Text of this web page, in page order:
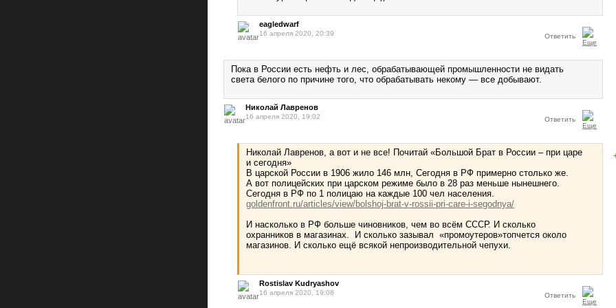
eagledwarf
16 апреля 2020, 20:39 Ответить
Пока в России есть нефть и лес, обрабатывающей промышленности не видать
света белого по причине того, что обрабатывать некому — все добывают.
Николай Лавренов
16 апреля 2020, 19:02 Ответить
Николай Лавренов, а вот и не все! Почитай «Большой Брат в России – при царе
и сегодня»
В царской России в 1906 жило 146 млн, Сегодня в РФ примерно столько же.
А вот полицейских при царском режиме было в 28 раз меньше нынешнего.
Сегодня в РФ по 1 полицаю на каждые 100 чел населения.
goldenfront.ru/articles/view/bolshoj-brat-v-rossii-pri-care-i-segodnya/
И насколько в РФ больше чиновников, чем во всём СССР. И сколько
охранников в магазинах. И сколько зазывал «промоутеров»топчется около
магазинов. И сколько ещё всякой непроизводительной чепухи.
Rostislav Kudryashov
16 апреля 2020, 19:08 Ответить